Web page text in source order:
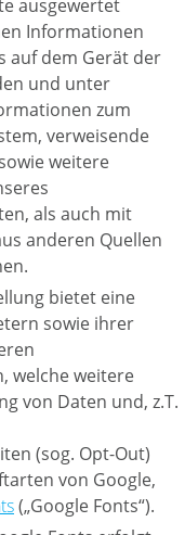
ausgewertet
Informationen
auf dem Gerät der
und unter
zum
verweisende
weitere
als auch mit
anderen Quellen
bietet eine
sowie ihrer
welche weitere
von Daten und, z.T.
(sog. Opt-Out)
von Google,
(„Google Fonts“).